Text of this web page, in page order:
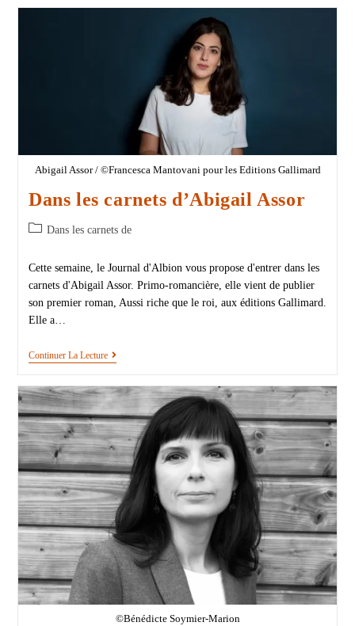
Abigail Assor / ©Francesca Mantovani pour les Editions Gallimard
Dans les carnets d’Abigail Assor
Dans les carnets de
Cette semaine, le Journal d'Albion vous propose d'entrer dans les
carnets d'Abigail Assor. Primo-romancière, elle vient de publier
son premier roman, Aussi riche que le roi, aux éditions Gallimard.
Elle a…
Continuer La Lecture
©Bénédicte Soymier-Marion